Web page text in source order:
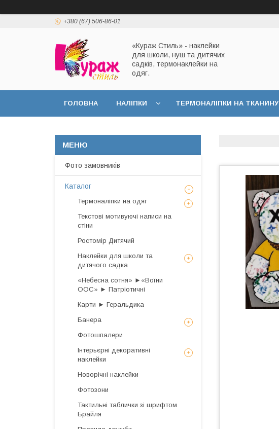
+380 (67) 506-86-01
«Кураж Стиль» - наклейки
для школи, нуш та дитячих
садків, термонаклейки на
одяг.
ГОЛОВНА НАЛІПКИ ТЕРМОНАЛІПКИ НА ТКАНИНУ
Фото замовників
Каталог
Термоналіпки на одяг
Текстові мотивуючі написи на
стіни
Ростомір Дитячий
Наклейки для школи та
дитячого садка
«Небесна сотня» ►«Воїни
ООС» ► Патріотичні
Карти ► Геральдика
Банера
Фотошпалери
Інтерьєрні декоративні
наклейки
Новорічні наклейки
Фотозони
Тактильні таблички зі шрифтом
Брайля